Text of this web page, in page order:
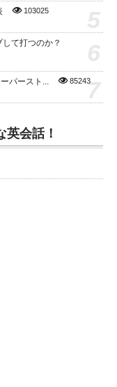
103025
て打つのか？
パースト... 85243
7
英会話！